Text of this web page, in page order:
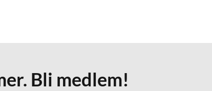
Bli medlem!